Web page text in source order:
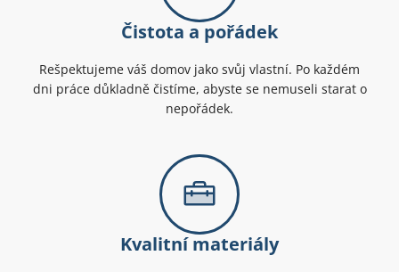
Čistota a pořádek
Rešpektujeme váš domov jako svůj vlastní. Po každém
dni práce důkladně čistíme, abyste se nemuseli starat o
nepořádek.
Kvalitní materiály